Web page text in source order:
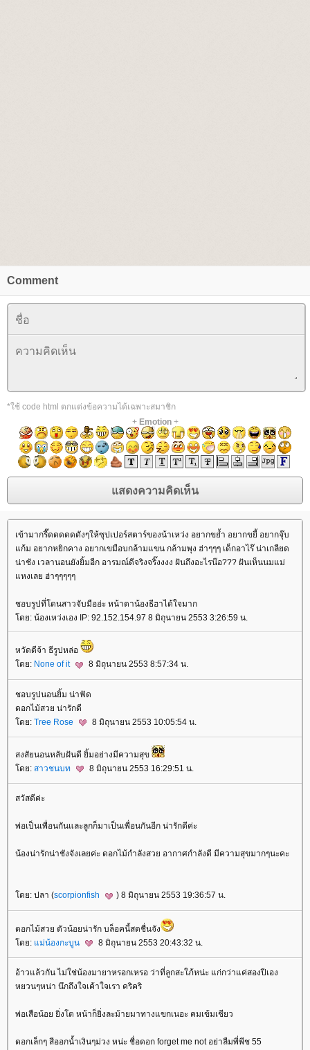
Comment
*ใช้ code html ตกแต่งข้อความได้เฉพาะสมาชิก
+ Emotion+
เข้ามากรี๊ดดดดดดังๆให้ซุปเปอร์สตาร์ของน้าเหว่ง อยากขย้ำ อยากขยี้ อยากจุ๊บ
ก้ม อยากหยิกคาง อยากเขมือบกล้ามแขน กล้ามพุง ฮ่าๆๆๆ เด็กอาไร๊ น่าเกลียด
น่าชัง เวลานอนยังยิ้มอีก อารมณ์ดีจริงจริ๊งงงง ฝันถึงอะไรน๊อ??? ฝันเห็นนมแม่
หงเลย ฮ่าๆๆๆๆๆ
ชอบรูปที่โดนสาวจับมืออ่ะ หน้าตาน้องธีฮาได้ใจมาก
ดย: น้องเหว่งเอง IP: 92.152.154.97 8 มิถุนายน 2553 3:26:59 น.
หวัดดีจ้า ธีรูปหล่อ
ดย: None of it 8 มิถุนายน 2553 8:57:34 น.
ชอบรูปนอนยิ้ม น่าฟัด
ดอกไม้สวย น่ารักดี
ดย: Tree Rose 8 มิถุนายน 2553 10:05:54 น.
สงสัยนอนหลับฝันดี ยิ้มอย่างมีความสุข
ดย: สาวชนบท 8 มิถุนายน 2553 16:29:51 น.
สวัสดีค่ะ
พ่อเป็นเพื่อนกันและลูกก็มาเป็นเพื่อนกันอีก น่ารักดีค่ะ
น้องน่ารักน่าชังจังเลยค่ะ ดอกไม้กำลังสวย อากาศกำลังดี มีความสุขมากๆนะคะ
ดย: ปลา (scorpionfish ) 8 มิถุนายน 2553 19:36:57 น.
ดอกไม้สวย ตัวน้อยน่ารัก บล็อคนี้สดชื่นจัง
ดย: ม่น้องกะบูน 8 มิถุนายน 2553 20:43:32 น.
อ้าวแล้วกัน ไม่ใช่น้องมายาหรอกเหรอ ว่าที่ลูกสะใภ้หน่ะ แก่กว่าแค่สองปีเอง
หยวนๆหน่า นึกถึงใจเค้าใจเรา คริคริ
พ่อเสือน้อย ยิ่งโต หน้าก็ยิ่งละม้ายมาทางแขกเนอะ คมเข้มเชียว
ดอกเล็กๆ สีออกน้ำเงินๆม่วง หน่ะ ชื่อดอก forget me not อย่าลืมพี่พีช 55